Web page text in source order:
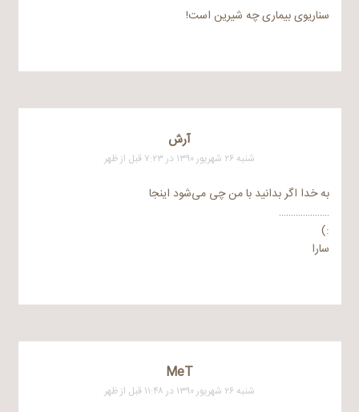
سناریوی بیماری چه شیرین است!
آرش
شنبه ۲۶ شهریور ۱۳۹۰ در ۷:۲۳ قبل از ظهر
به خدا اگر بدانید با من چی می‌شود اینجا
…………………
:)
سارا
MeT
شنبه ۲۶ شهریور ۱۳۹۰ در ۱۱:۴۸ قبل از ظهر